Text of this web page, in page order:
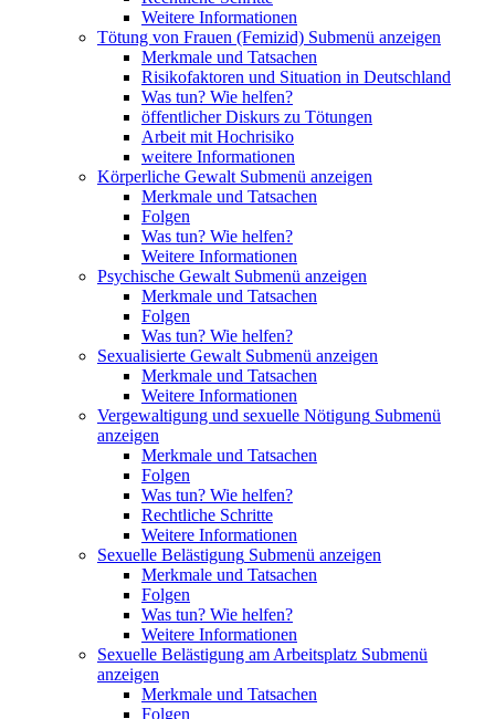
Weitere Informationen
Tötung von Frauen (Femizid) Submenü anzeigen
Merkmale und Tatsachen
Risikofaktoren und Situation in Deutschland
Was tun? Wie helfen?
öffentlicher Diskurs zu Tötungen
Arbeit mit Hochrisiko
weitere Informationen
Körperliche Gewalt Submenü anzeigen
Merkmale und Tatsachen
Folgen
Was tun? Wie helfen?
Weitere Informationen
Psychische Gewalt Submenü anzeigen
Merkmale und Tatsachen
Folgen
Was tun? Wie helfen?
Sexualisierte Gewalt Submenü anzeigen
Merkmale und Tatsachen
Weitere Informationen
Vergewaltigung und sexuelle Nötigung Submenü
anzeigen
Merkmale und Tatsachen
Folgen
Was tun? Wie helfen?
Rechtliche Schritte
Weitere Informationen
Sexuelle Belästigung Submenü anzeigen
Merkmale und Tatsachen
Folgen
Was tun? Wie helfen?
Weitere Informationen
Sexuelle Belästigung am Arbeitsplatz Submenü
anzeigen
Merkmale und Tatsachen
Folgen